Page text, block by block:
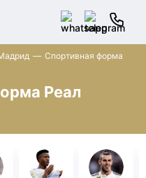
Спортивная форма
Реал